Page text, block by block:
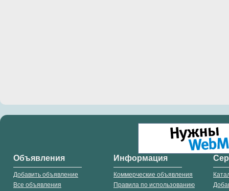
Объявления
Добавить объявление
Все объявления
Информация
Коммерческие объявления
Правила по использованию